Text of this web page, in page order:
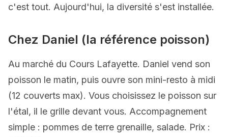
c'est tout. Aujourd'hui, la diversité s'est installée.
Chez Daniel (la référence poisson)
Au marché du Cours Lafayette. Daniel vend son
poisson le matin, puis ouvre son mini-resto à midi
(12 couverts max). Vous choisissez le poisson sur
l'étal, il le grille devant vous. Accompagnement
simple : pommes de terre grenaille, salade. Prix :